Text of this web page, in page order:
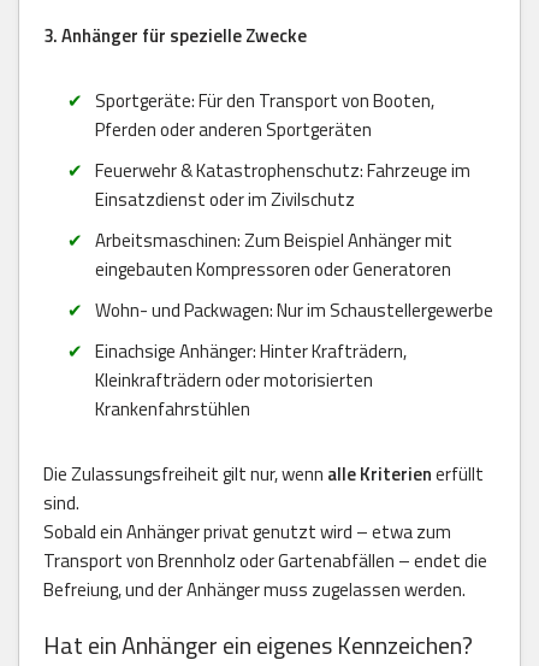
3. Anhänger für spezielle Zwecke
Sportgeräte: Für den Transport von Booten,
Pferden oder anderen Sportgeräten
Feuerwehr & Katastrophenschutz: Fahrzeuge im
Einsatzdienst oder im Zivilschutz
Arbeitsmaschinen: Zum Beispiel Anhänger mit
eingebauten Kompressoren oder Generatoren
Wohn- und Packwagen: Nur im Schaustellergewerbe
Einachsige Anhänger: Hinter Krafträdern,
Kleinkrafträdern oder motorisierten
Krankenfahrstühlen
Die Zulassungsfreiheit gilt nur, wenn alle Kriterienerfüllt
sind.
Sobald ein Anhänger privat genutzt wird – etwa zum
Transport von Brennholz oder Gartenabfällen – endet die
Befreiung, und der Anhänger muss zugelassen werden.
Hat ein Anhänger ein eigenes Kennzeichen?